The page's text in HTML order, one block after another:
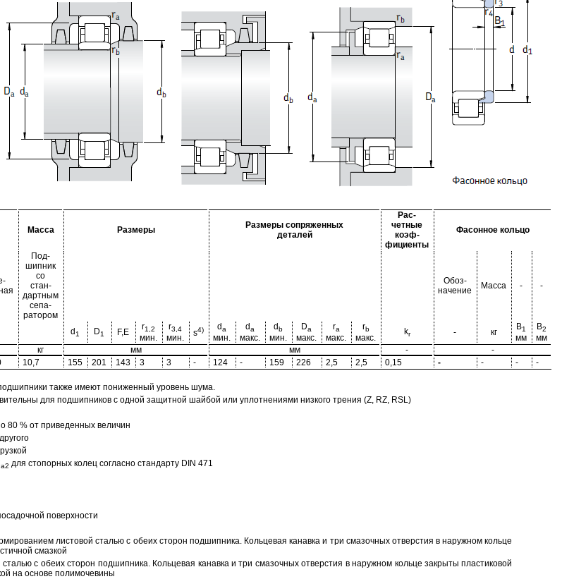
Масса Размеры
Размеры сопряженных
деталей
Рас-
четные
коэф-
фициенты
Фасонное кольцо
Под-
шипник
со
стан-
дартным
сепа-
ратором
Обоз-
начение
Масса - -
d1 D1 F,E
r1,2
мин.
r3,4
мин.
s4) da
мин.
da
макс.
d b
мин.
Da
макс.
ra
макс.
rb
макс.
kr - кг
B1
мм
B2
мм
кг мм мм -
-
10,7 155 201 143 3 3 - 124 - 159 226 2,5 2,5 0,15 - - - -
также имеют пониженный уровень шума.
для подшипников с одной защитной шайбой или уплотнениями низкого трения (Z, RZ, RSL)
80 % от приведенных величин
a2 для стопорных колец согласно стандарту DIN 471
поверхности
листовой сталью с обеих сторон подшипника. Кольцевая канавка и три смазочных отверстия в наружном кольце
смазкой
с обеих сторон подшипника. Кольцевая канавка и три смазочных отверстия в наружном кольце закрыты пластиковой
на основе полимочевины